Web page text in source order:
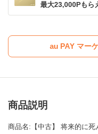
最大23,000Pもら
au PAY マー
商品説明
商品名:【中古】 将来的に